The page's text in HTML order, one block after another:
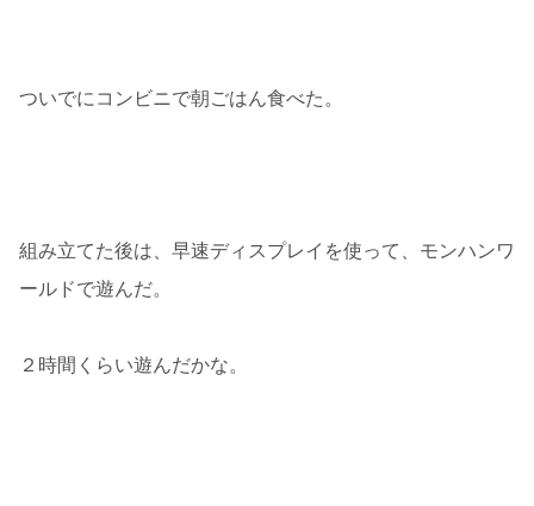
ついでにコンビニで朝ごはん食べた。
組み立てた後は、早速ディスプレイを使って、モンハンワ
ールドで遊んだ。
２時間くらい遊んだかな。